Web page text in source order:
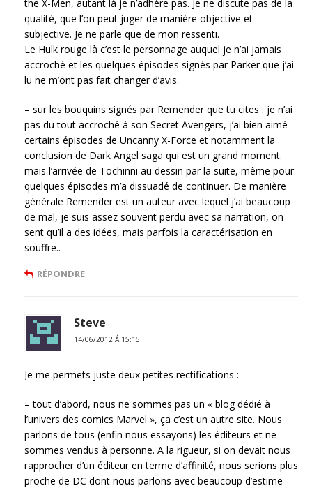
the X-Men, autant là je n’adhère pas. Je ne discute pas de la
qualité, que l’on peut juger de manière objective et
subjective. Je ne parle que de mon ressenti.
Le Hulk rouge là c’est le personnage auquel je n’ai jamais
accroché et les quelques épisodes signés par Parker que j’ai
lu ne m’ont pas fait changer d’avis.
– sur les bouquins signés par Remender que tu cites : je n’ai
pas du tout accroché à son Secret Avengers, j’ai bien aimé
certains épisodes de Uncanny X-Force et notamment la
conclusion de Dark Angel saga qui est un grand moment.
mais l’arrivée de Tochinni au dessin par la suite, même pour
quelques épisodes m’a dissuadé de continuer. De manière
générale Remender est un auteur avec lequel j’ai beaucoup
de mal, je suis assez souvent perdu avec sa narration, on
sent qu’il a des idées, mais parfois la caractérisation en
souffre..
RÉPONDRE
Steve
14/06/2012 Á 15:15
Je me permets juste deux petites rectifications :
– tout d’abord, nous ne sommes pas un « blog dédié à
l’univers des comics Marvel », ça c’est un autre site. Nous
parlons de tous (enfin nous essayons) les éditeurs et ne
sommes vendus à personne. A la rigueur, si on devait nous
rapprocher d’un éditeur en terme d’affinité, nous serions plus
proche de DC dont nous parlons avec beaucoup d’estime